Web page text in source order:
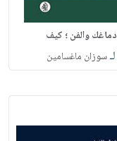
دماغك والفن ؛ كيف
لـسوزان ماغسامين